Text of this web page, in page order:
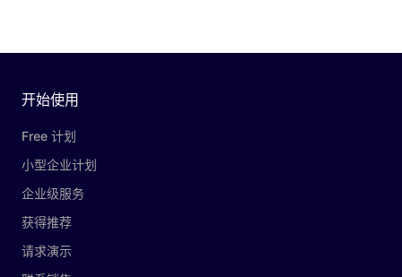
开始使用
Free 计划
小型企业计划
企业级服务
获得推荐
请求演示